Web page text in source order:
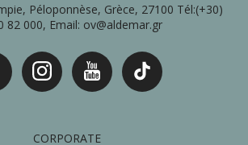
Péloponnèse, Grèce, 27100 Tél:(+30)
82 000, Email: ov@aldemar.gr
CORPORATE